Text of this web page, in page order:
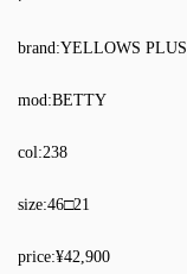
brand:YELLOWS PLUS
mod:BETTY
col:238
size:46□21
price:¥42,900